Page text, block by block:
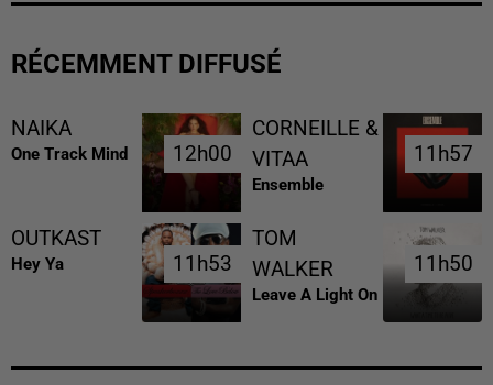
RÉCEMMENT DIFFUSÉ
NAIKA
One Track Mind 12h00
12h00
CORNEILLE &
VITAA
Ensemble
11h57
11h57
OUTKAST
Hey Ya 11h53
11h53
TOM
WALKER
Leave A Light On
11h50
11h50